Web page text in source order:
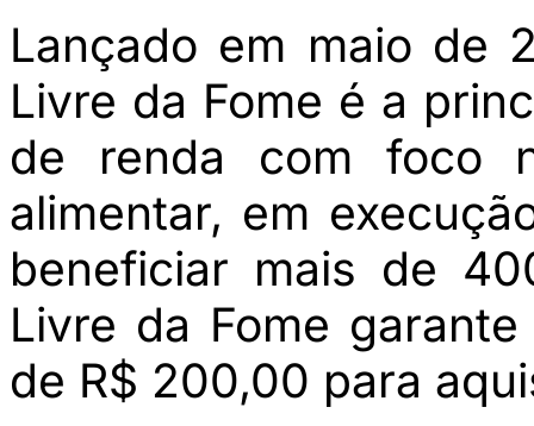
Lançado em maio de
Livre da Fome é a
de renda com foco
alimentar, em
beneficiar mais de
Livre da Fome
de R$ 200,00 para